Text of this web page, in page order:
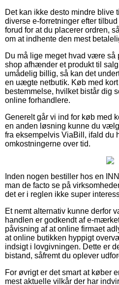
Det kan ikke desto mindre blive
diverse e-forretninger efter
forud for at du placerer ordren,
om at indhente den mest
Du må lige meget hvad være så
shop afhænder et produkt til
umådelig billig, så kan det
en uægte netbutik. Køb med
bestemmelse, hvilket bistår dig
online forhandlere.
Generelt går vi ind for køb med
en anden løsning kunne du
fra eksempelvis ViaBill, ifald du
omkostningerne over tid.
Inden nogen bestiller hos en
man de facto se på
det er i reglen ikke super
Et nemt alternativ kunne derfor
handlen er godkendt af e-
påvisning af at online firmaet
at online butikken hyppigt
indsigt i lovgivningen. Dette er
bistand, såfremt du oplever
For øvrigt er det smart at køber
mest aktuelle vilkår der har